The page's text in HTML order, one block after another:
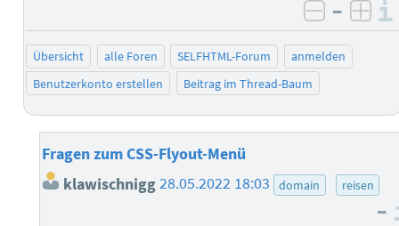
negativ
–
Übersicht alle Foren SELFHTML-Forum
anmelden
Benutzerkonto erstellen
Beitrag im Thread-Baum
Fragen zum CSS-Flyout-Menü
klawischnigg28.05.2022 18:03 domain reisen
–